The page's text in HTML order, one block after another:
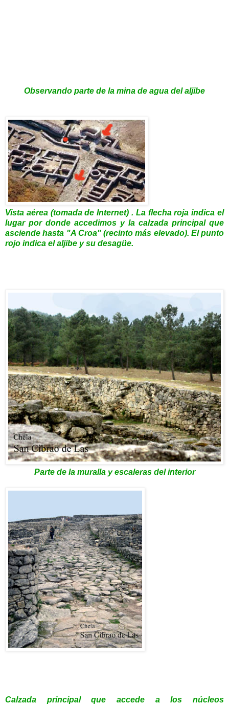
Observando parte de la mina de agua del aljibe
Vista aérea (tomada de Internet) . La flecha roja indica el
lugar por donde accedimos y la calzada principal que
asciende hasta "A Croa" (recinto más elevado). El punto
rojo indica el aljibe y su desagüe.
Parte de la muralla y escaleras del interior
Calzada principal que accede a los núcleos